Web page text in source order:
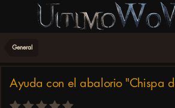
General
Ayuda con el abalorio "Chispa